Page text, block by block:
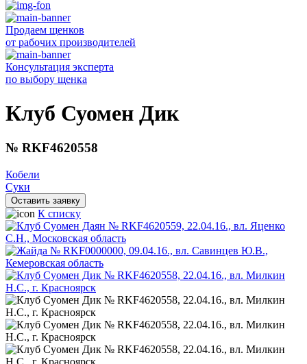
Продаем щенков
от рабочих производителей
Консультация эксперта
по выбору щенка
Клуб Суомен Дик
№ RKF4620558
Кобели
Суки
Оставить заявку
К списку